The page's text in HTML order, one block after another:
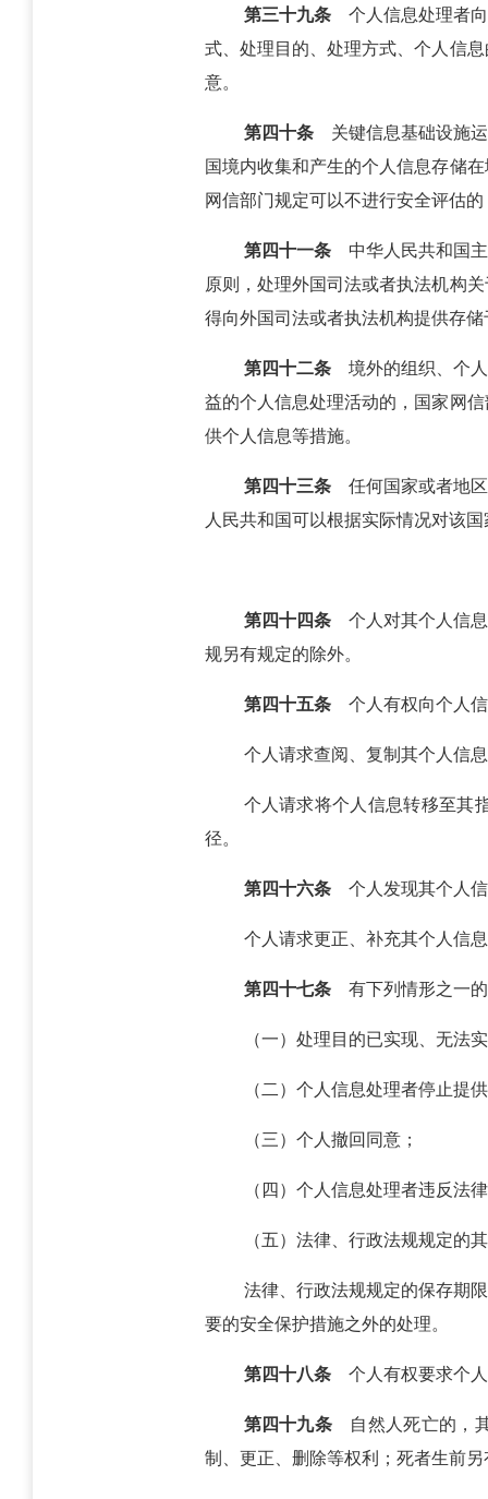
第三十九条个人信息处理者向
式、处理目的、处理方式、个人信
意。
第四十条关键信息基础设施运
国境内收集和产生的个人信息存储
网信部门规定可以不进行安全评估
第四十一条中华人民共和国主
原则，处理外国司法或者执法机构
得向外国司法或者执法机构提供存
第四十二条境外的组织、个人
益的个人信息处理活动的，国家网
供个人信息等措施。
第四十三条任何国家或者地区
人民共和国可以根据实际情况对该
第四十四条个人对其个人信息
规另有规定的除外。
第四十五条个人有权向个人信
个人请求查阅、复制其个人信
个人请求将个人信息转移至其
径。
第四十六条个人发现其个人信
个人请求更正、补充其个人信
第四十七条有下列情形之一的
（一）处理目的已实现、无法
（二）个人信息处理者停止提
（三）个人撤回同意；
（四）个人信息处理者违反法
（五）法律、行政法规规定的
法律、行政法规规定的保存期
要的安全保护措施之外的处理。
第四十八条个人有权要求个人
第四十九条 自然人死亡的，
制、更正、删除等权利；死者生前